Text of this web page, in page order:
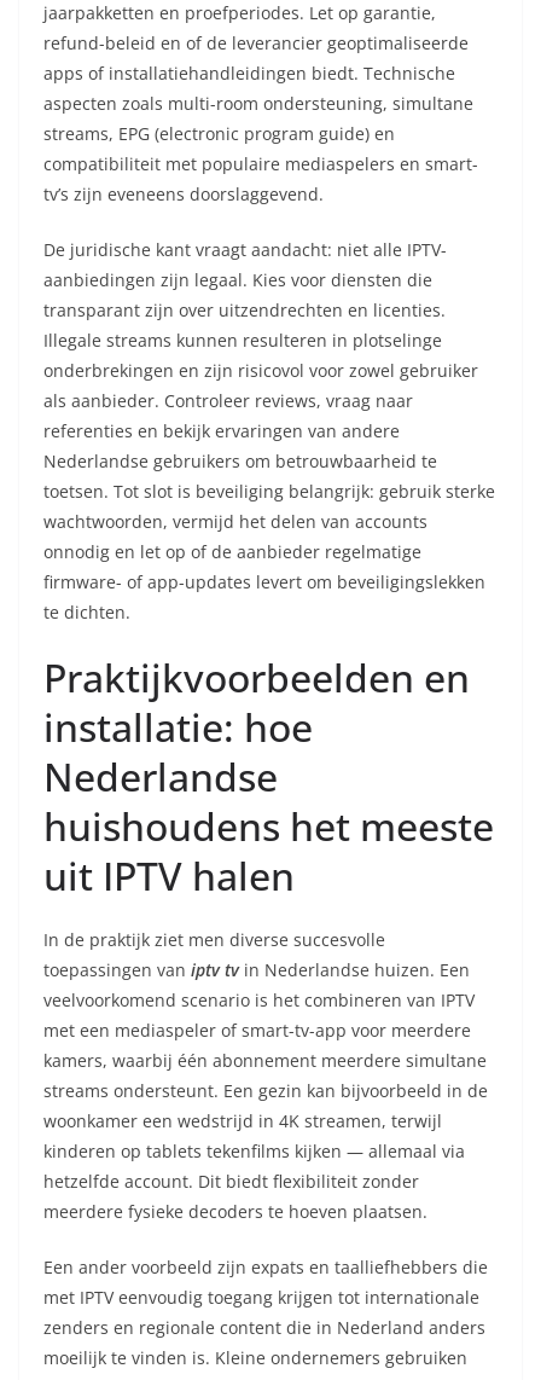
jaarpakketten en proefperiodes. Let op garantie,
refund-beleid en of de leverancier geoptimaliseerde
apps of installatiehandleidingen biedt. Technische
aspecten zoals multi-room ondersteuning, simultane
streams, EPG (electronic program guide) en
compatibiliteit met populaire mediaspelers en smart-
tv’s zijn eveneens doorslaggevend.
De juridische kant vraagt aandacht: niet alle IPTV-
aanbiedingen zijn legaal. Kies voor diensten die
transparant zijn over uitzendrechten en licenties.
Illegale streams kunnen resulteren in plotselinge
onderbrekingen en zijn risicovol voor zowel gebruiker
als aanbieder. Controleer reviews, vraag naar
referenties en bekijk ervaringen van andere
Nederlandse gebruikers om betrouwbaarheid te
toetsen. Tot slot is beveiliging belangrijk: gebruik sterke
wachtwoorden, vermijd het delen van accounts
onnodig en let op of de aanbieder regelmatige
firmware- of app-updates levert om beveiligingslekken
te dichten.
Praktijkvoorbeelden en
installatie: hoe
Nederlandse
huishoudens het meeste
uit IPTV halen
In de praktijk ziet men diverse succesvolle
toepassingen van iptv tvin Nederlandse huizen. Een
veelvoorkomend scenario is het combineren van IPTV
met een mediaspeler of smart-tv-app voor meerdere
kamers, waarbij één abonnement meerdere simultane
streams ondersteunt. Een gezin kan bijvoorbeeld in de
woonkamer een wedstrijd in 4K streamen, terwijl
kinderen op tablets tekenfilms kijken — allemaal via
hetzelfde account. Dit biedt flexibiliteit zonder
meerdere fysieke decoders te hoeven plaatsen.
Een ander voorbeeld zijn expats en taalliefhebbers die
met IPTV eenvoudig toegang krijgen tot internationale
zenders en regionale content die in Nederland anders
moeilijk te vinden is. Kleine ondernemers gebruiken